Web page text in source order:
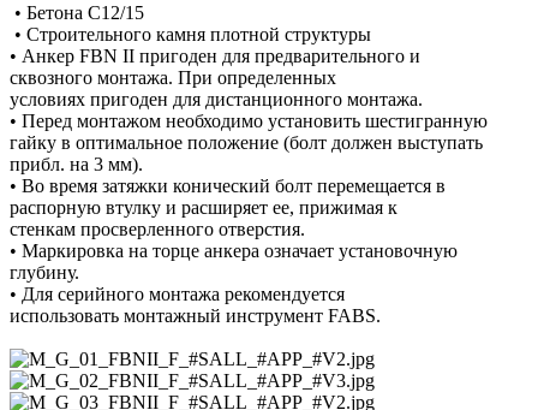
• Бетона C12/15
• Строительного камня плотной структуры
• Анкер FBN II пригоден для предварительного и
сквозного монтажа. При определенных
условиях пригоден для дистанционного монтажа.
• Перед монтажом необходимо установить шестигранную
гайку в оптимальное положение (болт должен выступать
прибл. на 3 мм).
• Во время затяжки конический болт перемещается в
распорную втулку и расширяет ее, прижимая к
стенкам просверленного отверстия.
• Маркировка на торце анкера означает установочную
глубину.
• Для серийного монтажа рекомендуется
использовать монтажный инструмент FABS.